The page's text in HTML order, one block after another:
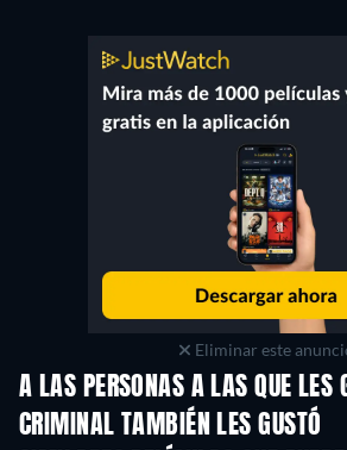
Eliminar este
A LAS PERSONAS A LAS QUE LES
CRIMINAL TAMBIÉN LES GUSTÓ